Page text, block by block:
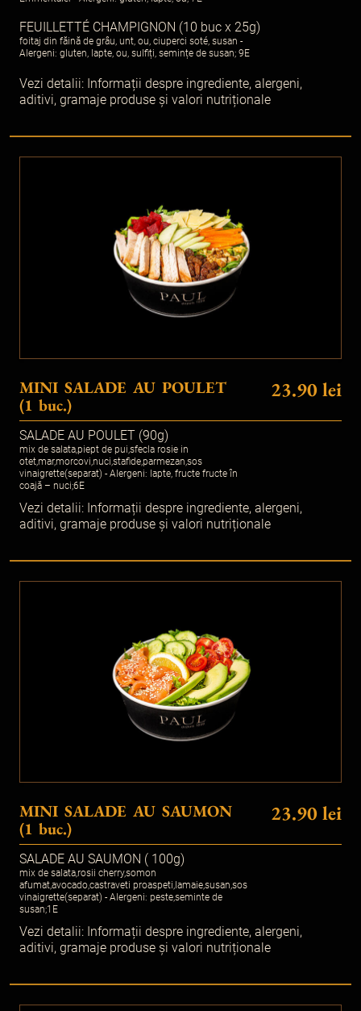
FEUILLETTÉ CHAMPIGNON (10 buc x 25g)
foitaj din făină de grâu, unt, ou, ciuperci soté, susan -
Alergeni: gluten, lapte, ou, sulfiți, semințe de susan; 9E
Vezi detalii: Informații despre ingrediente, alergeni,
aditivi, gramaje produse și valori nutriționale
23.90 lei
MINI SALADE AU POULET
(1 buc.)
SALADE AU POULET (90g)
mix de salata,piept de pui,sfecla rosie in
otet,mar,morcovi,nuci,stafide,parmezan,sos
vinaigrette(separat) - Alergeni: lapte, fructe fructe în
coajă – nuci;6E
Vezi detalii: Informații despre ingrediente, alergeni,
aditivi, gramaje produse și valori nutriționale
23.90 lei
MINI SALADE AU SAUMON
(1 buc.)
SALADE AU SAUMON ( 100g)
mix de salata,rosii cherry,somon
afumat,avocado,castraveti proaspeti,lamaie,susan,sos
vinaigrette(separat) - Alergeni: peste,seminte de
susan;1E
Vezi detalii: Informații despre ingrediente, alergeni,
aditivi, gramaje produse și valori nutriționale